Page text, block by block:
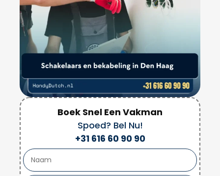
Boek Snel Een Vakman
Spoed? Bel Nu!
+31 616 60 90 90